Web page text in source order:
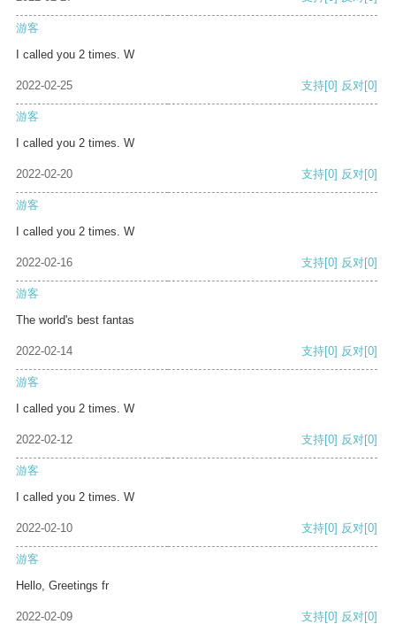
游客
I called you 2 times. W
2022-02-25 支持[0] 反对[0]
游客
I called you 2 times. W
2022-02-20 支持[0] 反对[0]
游客
I called you 2 times. W
2022-02-16 支持[0] 反对[0]
游客
The world's best fantas
2022-02-14 支持[0] 反对[0]
游客
I called you 2 times. W
2022-02-12 支持[0] 反对[0]
游客
I called you 2 times. W
2022-02-10 支持[0] 反对[0]
游客
Hello, Greetings fr
2022-02-09 支持[0] 反对[0]